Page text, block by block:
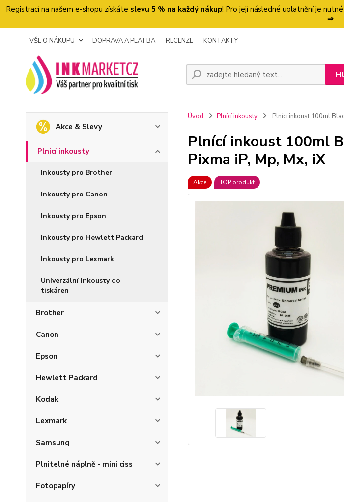
Registrací na našem e-shopu získáte slevu 5 % na každý nákup! Pro její následné uplatnění je
⇒
VŠE O NÁKUPU DOPRAVA A PLATBA RECENZE KONTAKTY
Akce & Slevy
Plnící inkousty
Inkousty pro Brother
Inkousty pro Canon
Inkousty pro Epson
Inkousty pro Hewlett Packard
Inkousty pro Lexmark
Univerzální inkousty do
tiskáren
Brother
Canon
Epson
Hewlett Packard
Kodak
Lexmark
Samsung
Plnitelné náplně - mini ciss
Fotopapíry
Úvod Plnící inkousty Plnící inkoust 100ml
Plnící inkoust 100ml
Pixma iP, Mp, Mx, iX
Akce TOP produkt